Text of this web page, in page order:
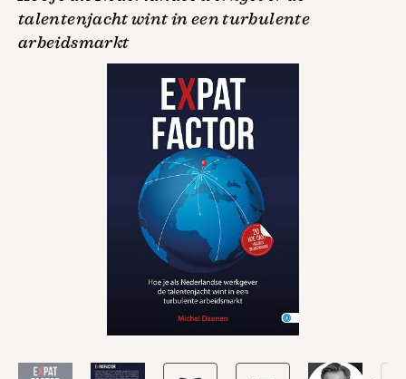
talentenjacht wint in een turbulente
arbeidsmarkt